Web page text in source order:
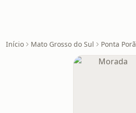
Início Mato Grosso do Sul Ponta Porã